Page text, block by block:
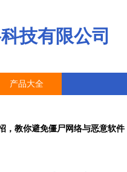
技有限公司
产品大全
，教你避免僵尸网络与恶意软件